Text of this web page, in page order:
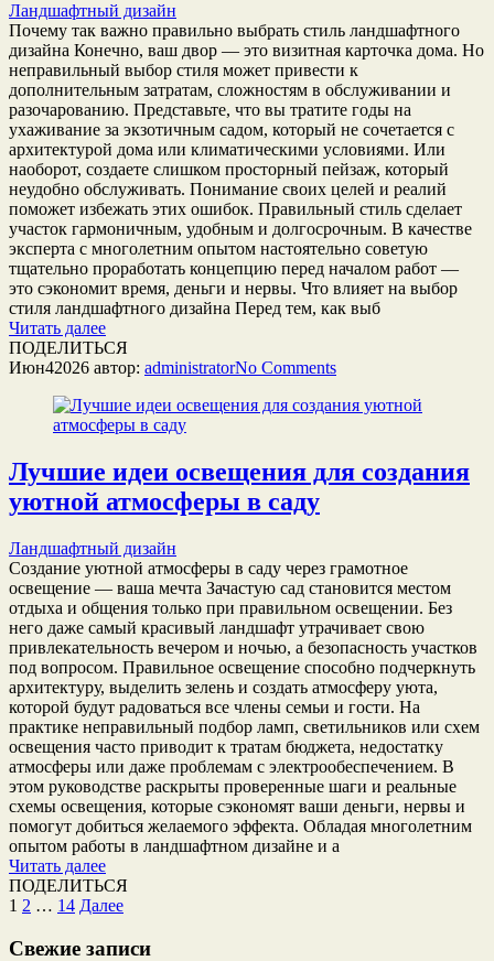
Ландшафтный дизайн
Почему так важно правильно выбрать стиль ландшафтного
дизайна Конечно, ваш двор — это визитная карточка дома. Но
неправильный выбор стиля может привести к
дополнительным затратам, сложностям в обслуживании и
разочарованию. Представьте, что вы тратите годы на
ухаживание за экзотичным садом, который не сочетается с
архитектурой дома или климатическими условиями. Или
наоборот, создаете слишком просторный пейзаж, который
неудобно обслуживать. Понимание своих целей и реалий
поможет избежать этих ошибок. Правильный стиль сделает
участок гармоничным, удобным и долгосрочным. В качестве
эксперта с многолетним опытом настоятельно советую
тщательно проработать концепцию перед началом работ —
это сэкономит время, деньги и нервы. Что влияет на выбор
стиля ландшафтного дизайна Перед тем, как выб
Читать далее
ПОДЕЛИТЬСЯ
Июн42026 автор: administratorNo Comments
Лучшие идеи освещения для создания
уютной атмосферы в саду
Ландшафтный дизайн
Создание уютной атмосферы в саду через грамотное
освещение — ваша мечта Зачастую сад становится местом
отдыха и общения только при правильном освещении. Без
него даже самый красивый ландшафт утрачивает свою
привлекательность вечером и ночью, а безопасность участков
под вопросом. Правильное освещение способно подчеркнуть
архитектуру, выделить зелень и создать атмосферу уюта,
которой будут радоваться все члены семьи и гости. На
практике неправильный подбор ламп, светильников или схем
освещения часто приводит к тратам бюджета, недостатку
атмосферы или даже проблемам с электрообеспечением. В
этом руководстве раскрыты проверенные шаги и реальные
схемы освещения, которые сэкономят ваши деньги, нервы и
помогут добиться желаемого эффекта. Обладая многолетним
опытом работы в ландшафтном дизайне и а
Читать далее
ПОДЕЛИТЬСЯ
Пагинация
записей
1 2 … 14 Далее
Свежие записи